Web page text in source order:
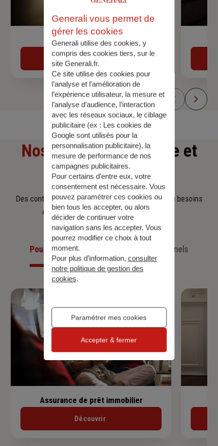
Devis assurance auto
Obtenir une estimation
Nos offresd'assurance et
d'épargne
Des contrats clairs et flexibles pour sécuriser vos besoins
d’aujourd’hui et anticiper ceux de demain.
Pour les particuliers Pour les professionnels
Assurance de prêt immobilier
Découvrir
Generali vous permet de
gérer les cookies
Generali utilise des cookies, y
compris des cookies tiers, sur le
site Generali.fr.
Ce site utilise des cookies pour
l’analyse et l'amélioration de
l’expérience utilisateur, la mesure et
l’analyse d’audience, l’interaction
avec les réseaux sociaux, le ciblage
publicitaire (ex : Les cookies de
Google sont utilisés pour la
personnalisation publicitaire), la
mesure de performance de nos
campagnes publicitaires.
Pour certains d’entre eux, votre
consentement est nécessaire. Vous
pouvez paramétrer ces cookies ou
bien tous les accepter, ou alors
décider de continuer votre
navigation sans les accepter. Vous
pourrez modifier ce choix à tout
moment.
Pour plus d’information, consulter
notre politique de gestion des
cookies.
Paramétrer mes cookies
Accepter & fermer